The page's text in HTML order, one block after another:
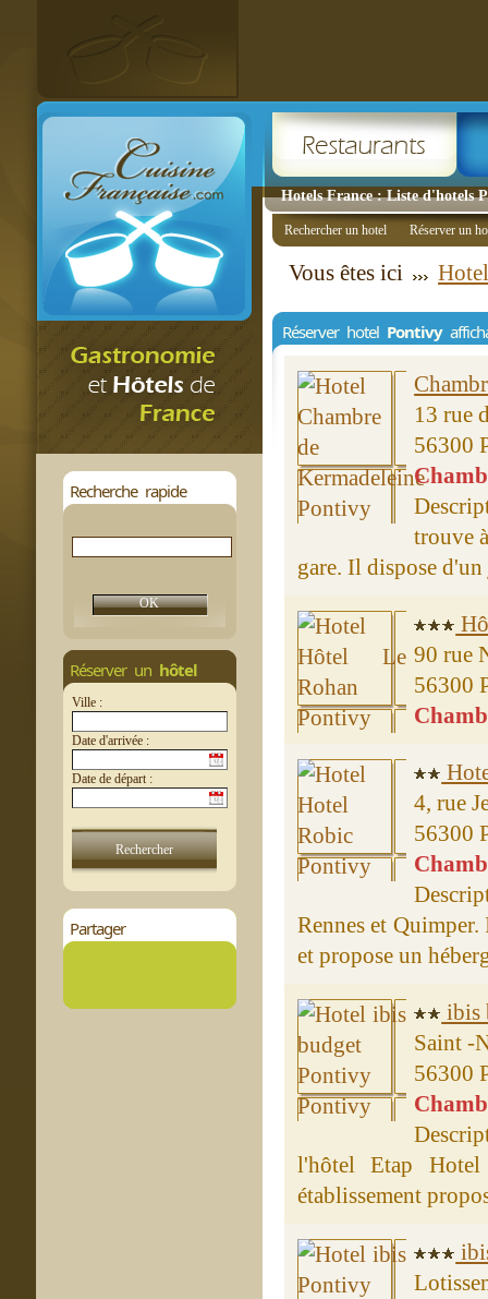
Hotels France : Liste d'hotels
Recherche rapide
Réserver un hôtel
Ville :
Date d'arrivée :
Date de départ :
Partager
Rechercher un hotel Réserver un
Vous êtes ici
Réserver hotel Pontivy
13 rue
56300
trouve
gare. Il dispose
90 rue
56300
4, rue
56300
Rennes et
et propose un
ibis
Saint -
56300
l'hôtel Etap
établissement